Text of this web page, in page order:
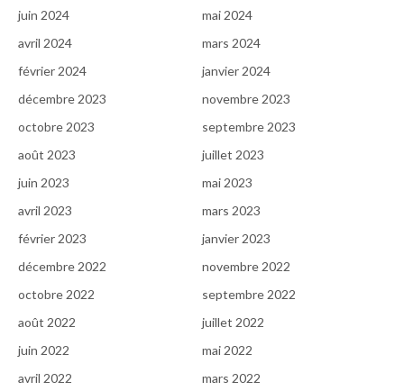
juin 2024
mai 2024
avril 2024
mars 2024
février 2024
janvier 2024
décembre 2023
novembre 2023
octobre 2023
septembre 2023
août 2023
juillet 2023
juin 2023
mai 2023
avril 2023
mars 2023
février 2023
janvier 2023
décembre 2022
novembre 2022
octobre 2022
septembre 2022
août 2022
juillet 2022
juin 2022
mai 2022
avril 2022
mars 2022